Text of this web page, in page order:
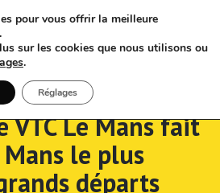
VTC Le Mans fait
Mans le plus
départs
pour vous offrir la meilleure
sur les cookies que nous utilisons ou
.
Réglages